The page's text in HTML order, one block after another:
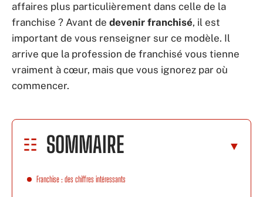
affaires plus particulièrement dans celle de la
franchise ? Avant de devenir franchisé, il est
important de vous renseigner sur ce modèle. Il
arrive que la profession de franchisé vous tienne
vraiment à cœur, mais que vous ignorez par où
commencer.
SOMMAIRE
Franchise : des chiffres intéressants